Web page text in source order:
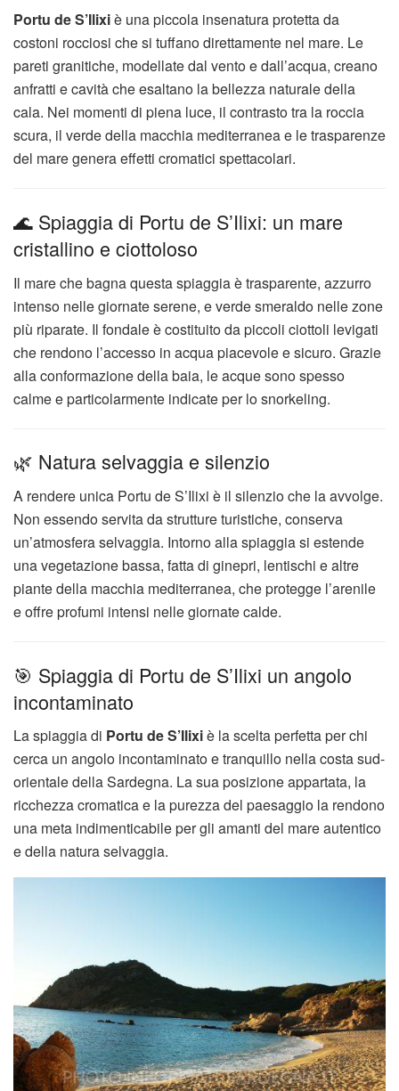
Portu de S’Ilixiè una piccola insenatura protetta da
costoni rocciosi che si tuffano direttamente nel mare. Le
pareti granitiche, modellate dal vento e dall’acqua, creano
anfratti e cavità che esaltano la bellezza naturale della
cala. Nei momenti di piena luce, il contrasto tra la roccia
scura, il verde della macchia mediterranea e le trasparenze
del mare genera effetti cromatici spettacolari.
🌊 Spiaggia di Portu de S’Ilixi: un mare
cristallino e ciottoloso
Il mare che bagna questa spiaggia è trasparente, azzurro
intenso nelle giornate serene, e verde smeraldo nelle zone
più riparate. Il fondale è costituito da piccoli ciottoli levigati
che rendono l’accesso in acqua piacevole e sicuro. Grazie
alla conformazione della baia, le acque sono spesso
calme e particolarmente indicate per lo snorkeling.
🌿 Natura selvaggia e silenzio
A rendere unica Portu de S’Ilixi è il silenzio che la avvolge.
Non essendo servita da strutture turistiche, conserva
un’atmosfera selvaggia. Intorno alla spiaggia si estende
una vegetazione bassa, fatta di ginepri, lentischi e altre
piante della macchia mediterranea, che protegge l’arenile
e offre profumi intensi nelle giornate calde.
🎯 Spiaggia di Portu de S’Ilixi un angolo
incontaminato
La spiaggia di Portu de S’Ilixiè la scelta perfetta per chi
cerca un angolo incontaminato e tranquillo nella costa sud-
orientale della Sardegna. La sua posizione appartata, la
ricchezza cromatica e la purezza del paesaggio la rendono
una meta indimenticabile per gli amanti del mare autentico
e della natura selvaggia.